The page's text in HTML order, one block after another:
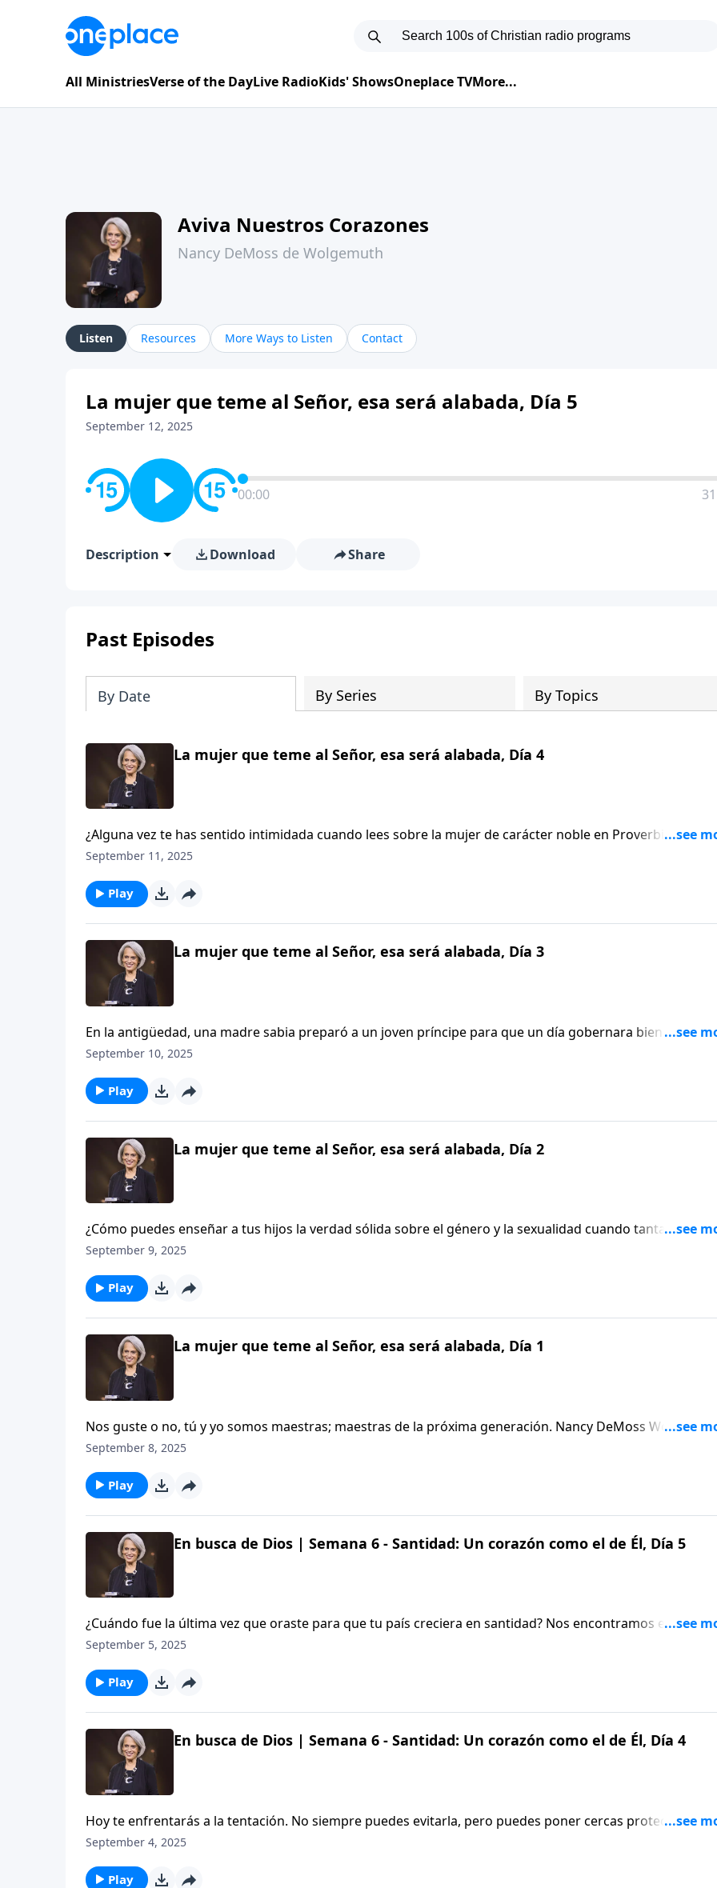
All MinistriesVerse of the DayLive RadioKids' ShowsOneplace TVMore...
Aviva Nuestros Corazones
Nancy DeMoss de Wolgemuth
Listen Resources More Ways to Listen Contact
La mujer que teme al Señor, esa será alabada, Día 5
September 12, 2025
00:00
Description Download Share
Past Episodes
By Date By Series By Topics
La mujer que teme al Señor, esa será alabada, Día 4
¿Alguna vez te has sentido intimidada cuando lees sobre la mujer de carácter noble en Proverbios 31,
como si nunca pudieras estar a la altura de su nivel de perfección? Nancy DeMoss Wolgemuth te
serlo en este episodio de Aviva Nuestros Corazones.
September 11, 2025
Play
La mujer que teme al Señor, esa será alabada, Día 3
En la antigüedad, una madre sabia preparó a un joven príncipe para que un día gobernara bien su
Ella le dijo que tuviera cuidado con el alcohol. ¿Eso significa que debemos seguir ese mismo consejo?
pierdas esta enseñanza en Aviva Nuestros Corazones con Nancy DeMoss Wolgemuth.
September 10, 2025
Play
La mujer que teme al Señor, esa será alabada, Día 2
¿Cómo puedes enseñar a tus hijos la verdad sólida sobre el género y la sexualidad cuando tantas voces
promueven ideas que no son bíblicas? Nancy DeMoss Wolgemuth te dará consejos para educar a tus
September 9, 2025
Play
La mujer que teme al Señor, esa será alabada, Día 1
Nos guste o no, tú y yo somos maestras; maestras de la próxima generación. Nancy DeMoss
compartirá la historia de una madre y un joven príncipe para retarnos a entrenar y enseñar a otras.
Señor, esa será alabada». No te pierdas esta enseñanza en Aviva Nuestros Corazones.
September 8, 2025
Play
En busca de Dios | Semana 6 - Santidad: Un corazón como el de Él, Día 5
¿Cuándo fue la última vez que oraste para que tu país creciera en santidad? Nos encontramos en el
episodio de la semana 6 del estudio «En busca de Dios». En este episodio, queremos invitarte a que te
nosotras en Aviva Nuestros Corazones.
September 5, 2025
Play
En busca de Dios | Semana 6 - Santidad: Un corazón como el de Él, Día 4
Hoy te enfrentarás a la tentación. No siempre puedes evitarla, pero puedes poner cercas protectoras
te ayuden a decir «no». Nancy nos dará algunos consejos para evitar la destrucción que el pecado trae a
September 4, 2025
Play